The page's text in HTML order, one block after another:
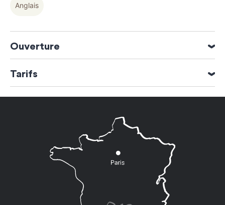
Anglais
Ouverture
Ouverture du 01 Juillet 2026 au 31 Octobre 2026
Jeudi
16h00 à 19h00
Vendredi
Tarifs
Tarif
Bouteille
3,80€
Produit
coffret
Moyens de paiement